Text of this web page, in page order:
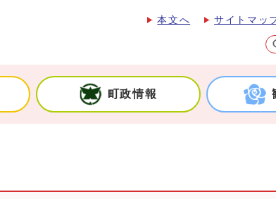
本文へ サイトマッ
町政情報